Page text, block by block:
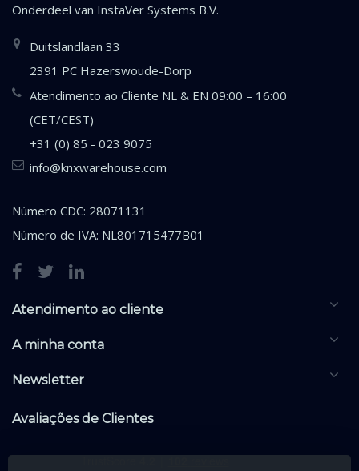
Onderdeel van InstaVer Systems B.V.
Duitslandlaan 33
2391 PC Hazerswoude-Dorp
Atendimento ao Cliente NL & EN 09:00 – 16:00
(CET/CEST)
+31 (0) 85 - 023 9075
info@knxwarehouse.com
Número CDC: 28071131
Número de IVA: NL801715477B01
Atendimento ao cliente
A minha conta
Newsletter
Avaliações de Clientes